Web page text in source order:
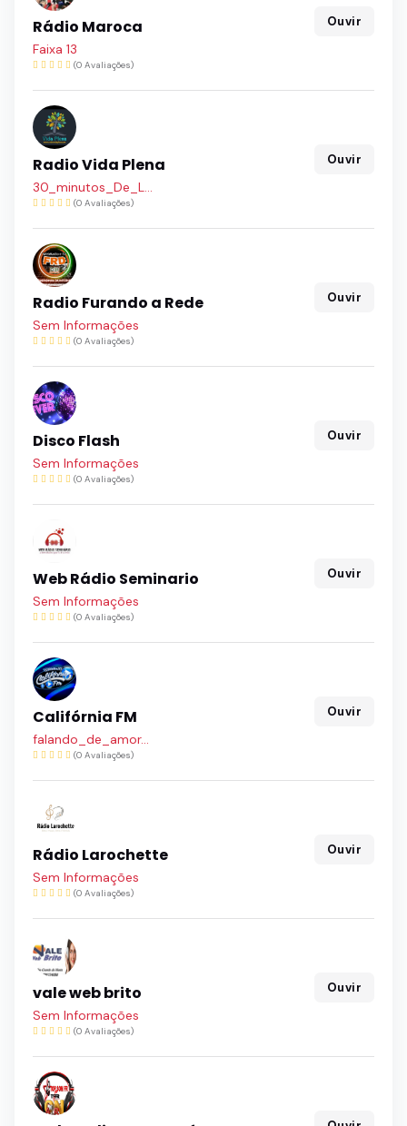
Rádio Maroca
Faixa 13
(0 Avaliações)
Ouvir
Radio Vida Plena
30_minutos_De_L...
(0 Avaliações)
Ouvir
Radio Furando a Rede
Sem Informações
(0 Avaliações)
Ouvir
Disco Flash
Sem Informações
(0 Avaliações)
Ouvir
Web Rádio Seminario
Sem Informações
(0 Avaliações)
Ouvir
Califórnia FM
falando_de_amor...
(0 Avaliações)
Ouvir
Rádio Larochette
Sem Informações
(0 Avaliações)
Ouvir
vale web brito
Sem Informações
(0 Avaliações)
Ouvir